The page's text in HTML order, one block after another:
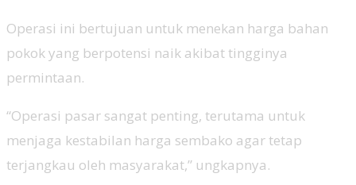
Operasi ini bertujuan untuk menekan harga bahan
pokok yang berpotensi naik akibat tingginya
permintaan.
“Operasi pasar sangat penting, terutama untuk
menjaga kestabilan harga sembako agar tetap
terjangkau oleh masyarakat,” ungkapnya.